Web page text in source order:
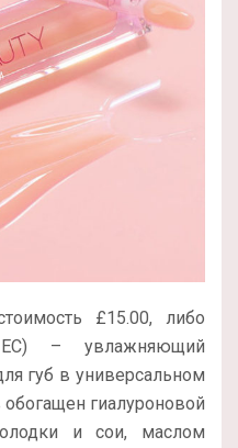
£15.00, либо
– увлажняющий
губ в универсальном
обогащен гиалуроновой
и сои, маслом